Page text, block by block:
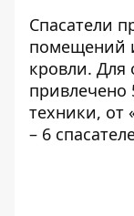
Спасатели
помещений
кровли. Для
привлечено
техники, от
– 6